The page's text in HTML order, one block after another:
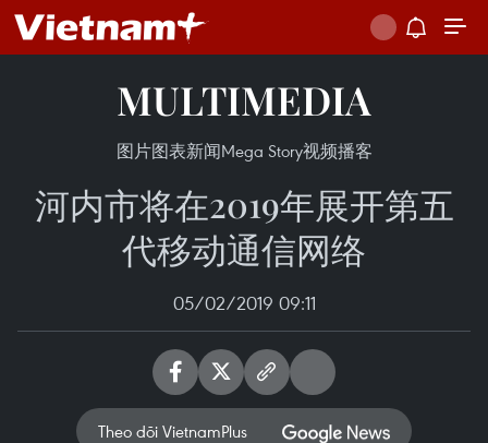
MULTIMEDIA
图片图表新闻Mega Story视频播客
河内市将在2019年展开第五
代移动通信网络
05/02/2019 09:11
Theo dõi VietnamPlus